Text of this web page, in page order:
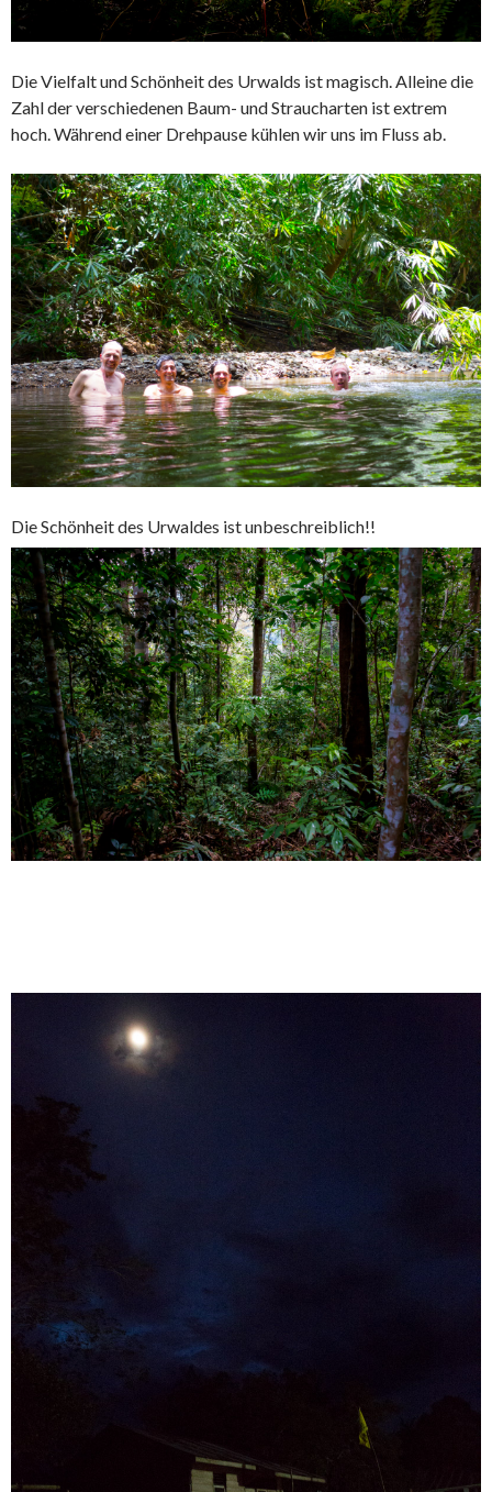
Die Vielfalt und Schönheit des Urwalds ist magisch. Alleine die
Zahl der verschiedenen Baum- und Straucharten ist extrem
hoch. Während einer Drehpause kühlen wir uns im Fluss ab.
Die Schönheit des Urwaldes ist unbeschreiblich!!